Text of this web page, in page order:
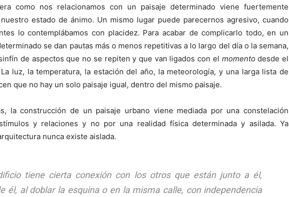
como nos relacionamos con un paisaje determinado viene fuertemente
estado de ánimo. Un mismo lugar puede parecernos agresivo, cuando
lo contemplábamos con placidez. Para acabar de complicarlo todo, en un
se dan pautas más o menos repetitivas a lo largo del día o la semana,
de aspectos que no se repiten y que van ligados con el momentodesde el
luz, la temperatura, la estación del año, la meteorología, y una larga lista de
que no hay un solo paisaje igual, dentro del mismo paisaje.
la construcción de un paisaje urbano viene mediada por una constelación
y relaciones y no por una realidad física determinada y asilada. Ya
nunca existe aislada.
tiene cierta conexión con los otros que están junto a él,
él, al doblar la esquina o en la misma calle, con independencia